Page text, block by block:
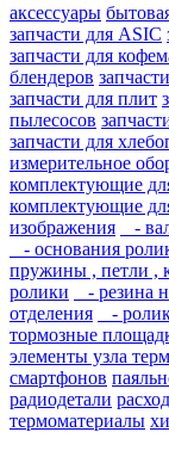
аксессуары
запчасти для ASIC
запчасти для
блендеров
запчасти для плит
пылесосов
запчасти для
измерительное
комплектующие
комплектующие
изображения
-
- основания
пружины , петли ,
ролики
- резина
отделения
-
тормозные
элементы узла
смартфонов
радиодетали
термоматериалы